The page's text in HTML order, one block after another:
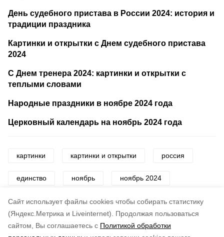
Cайт использует файлы cookies чтобы собирать статистику
(Яндекс.Метрика и Liveinternet).
Продолжая пользоваться
сайтом, Вы соглашаетесь с Политикой обработки
День судебного пристава в России 2024: история и
традиции праздника
Картинки и открытки с Днем судебного пристава
2024
С Днем тренера 2024: картинки и открытки с
теплыми словами
Народные праздники в ноябре 2024 года
Церковный календарь на ноябрь 2024 года
картинки картинки и открытки россия
единство ноябрь ноябрь 2024
поздравления